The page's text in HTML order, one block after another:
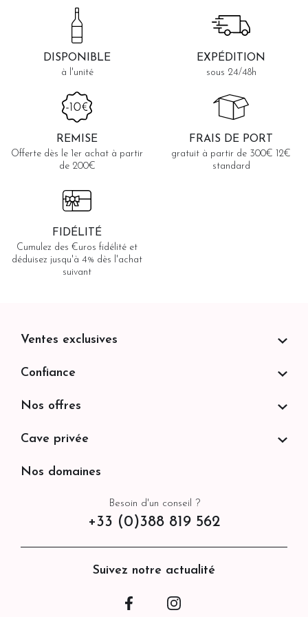
DISPONIBLE
à l'unité
EXPÉDITION
sous 24/48h
REMISE
Offerte dès le 1er achat à partir
de 200€
FRAIS DE PORT
gratuit à partir de 300€ 12€
standard
FIDÉLITÉ
Cumulez des €uros fidélité et
déduisez jusqu'à 4% dès l'achat
suivant
Besoin d'un conseil ?
+33 (0)388 819 562
Suivez notre actualité
Facebook
Ventes exclusives
Confiance
Nos offres
Cave privée
Nos domaines